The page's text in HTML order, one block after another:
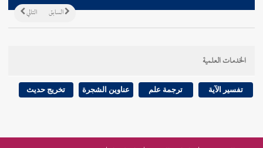
التالي السابق
الخدمات العلمية
تفسير الآية ترجمة علم عناوين الشجرة تخريج حديث